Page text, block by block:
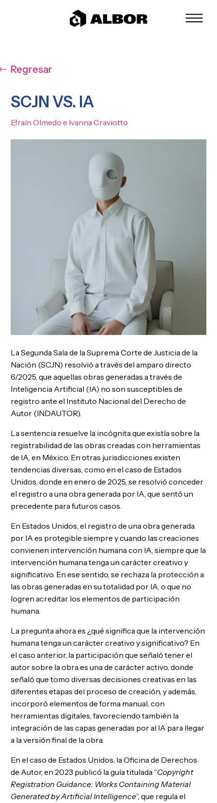
Regresar
SCJN VS. IA
Efraín Olmedo e Ivanna Craviotto
La Segunda Sala de la Suprema Corte de Justicia de la
Nación (SCJN) resolvió a través del amparo directo
6/2025, que aquellas obras generadas a través de
Inteligencia Artificial (IA) no son susceptibles de
registro ante el Instituto Nacional del Derecho de
Autor (INDAUTOR).
La sentencia resuelve la incógnita que existía sobre la
registrabilidad de las obras creadas con herramientas
de IA, en México. En otras jurisdicciones existen
tendencias diversas, como en el caso de Estados
Unidos, donde en enero de 2025, se resolvió conceder
el registro a una obra generada por IA, que sentó un
precedente para futuros casos.
En Estados Unidos, el registro de una obra generada
por IA es protegible siempre y cuando las creaciones
convienen intervención humana con IA, siempre que la
intervención humana tenga un carácter creativo y
significativo. En ese sentido, se rechaza la protección a
las obras generadas en su totalidad por IA, o que no
logren acreditar los elementos de participación
humana.
La pregunta ahora es ¿qué significa que la intervención
humana tenga un carácter creativo y significativo? En
el caso anterior, la participación que señaló tener el
autor sobre la obra es una de carácter activo, donde
señaló que tomo diversas decisiones creativas en las
diferentes etapas del proceso de creación, y además,
incorporó elementos de forma manual, con
herramientas digitales, favoreciendo también la
integración de las capas generadas por al IA para llegar
a la versión final de la obra.
En el caso de Estados Unidos, la Oficina de Derechos
de Autor, en 2023 publicó la guía titulada “Copyright
Registration Guidance: Works Containing Material
Generated by Artificial Intelligence”, que regula el